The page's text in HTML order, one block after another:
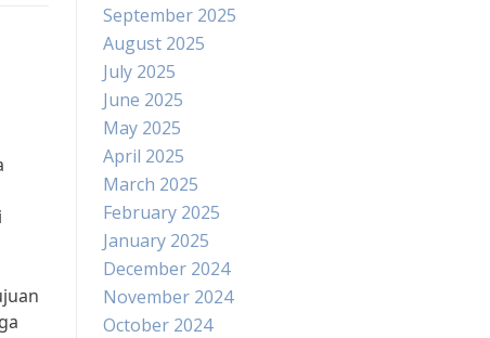
September 2025
August 2025
July 2025
June 2025
May 2025
April 2025
March 2025
February 2025
January 2025
December 2024
November 2024
October 2024